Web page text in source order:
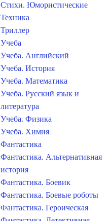
Стихи. Юмористические
Техника
Триллер
Учеба
Учеба. Английский
Учеба. История
Учеба. Математика
Учеба. Русский язык и
литература
Учеба. Физика
Учеба. Химия
Фантастика
Фантастика. Альтернативная
история
Фантастика. Боевик
Фантастика. Боевые роботы
Фантастика. Героическая